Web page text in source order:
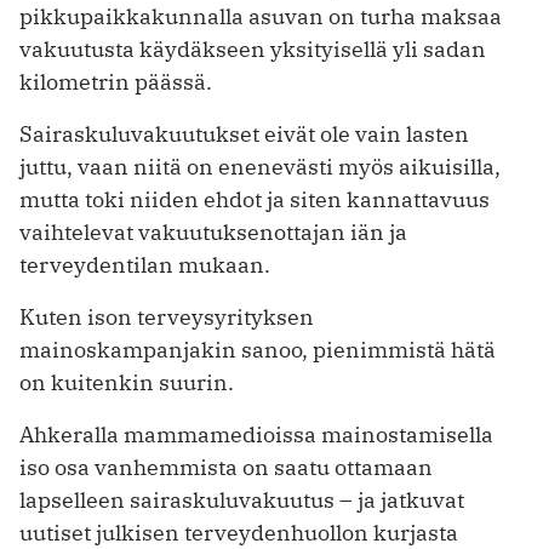
pikkupaikkakunnalla asuvan on turha maksaa
vakuutusta käydäkseen yksityisellä yli sadan
kilometrin päässä.
Sairaskuluvakuutukset eivät ole vain lasten
juttu, vaan niitä on enenevästi myös aikuisilla,
mutta toki niiden ehdot ja siten kannattavuus
vaihtelevat vakuutuksenottajan iän ja
terveydentilan mukaan.
Kuten ison terveysyrityksen
mainoskampanjakin sanoo, pienimmistä hätä
on kuitenkin suurin.
Ahkeralla mammamedioissa mainostamisella
iso osa vanhemmista on saatu ottamaan
lapselleen sairaskuluvakuutus – ja jatkuvat
uutiset julkisen terveydenhuollon kurjasta